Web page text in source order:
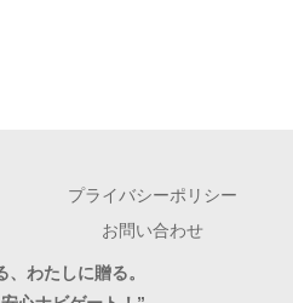
プライバシーポリシー
お問い合わせ
、わたしに贈る。